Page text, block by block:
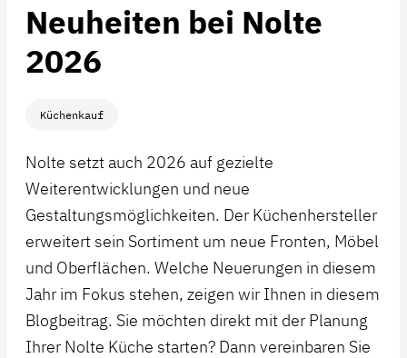
Neuheiten bei Nolte
2026
Küchenkauf
Nolte setzt auch 2026 auf gezielte
Weiterentwicklungen und neue
Gestaltungsmöglichkeiten. Der Küchenhersteller
erweitert sein Sortiment um neue Fronten, Möbel
und Oberflächen. Welche Neuerungen in diesem
Jahr im Fokus stehen, zeigen wir Ihnen in diesem
Blogbeitrag. Sie möchten direkt mit der Planung
Ihrer Nolte Küche starten? Dann vereinbaren Sie